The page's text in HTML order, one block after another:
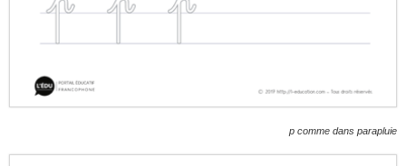
p comme dans parapluie